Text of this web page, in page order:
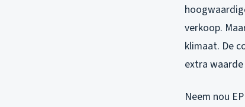
verkoop.
klimaat. De
extra
Neem nou